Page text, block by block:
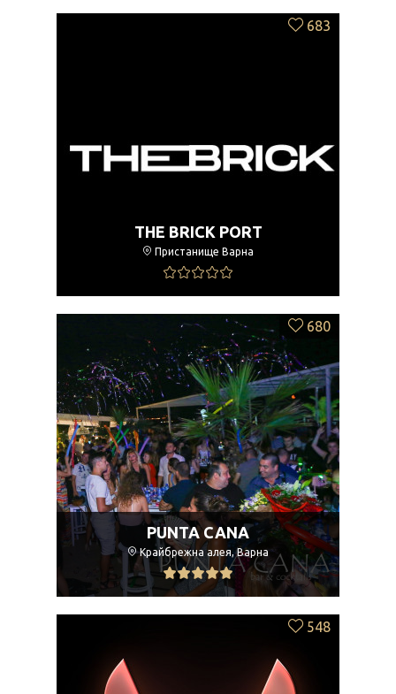
683
THE BRICK PORT
Пристанище Варна
680
PUNTA CANA
Крайбрежна алея, Варна
548